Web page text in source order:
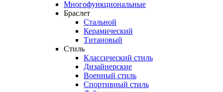
Многофункциональные
Браслет
Стальной
Керамический
Титановый
Стиль
Классический стиль
Дизайнерские
Военный стиль
Спортивный стиль